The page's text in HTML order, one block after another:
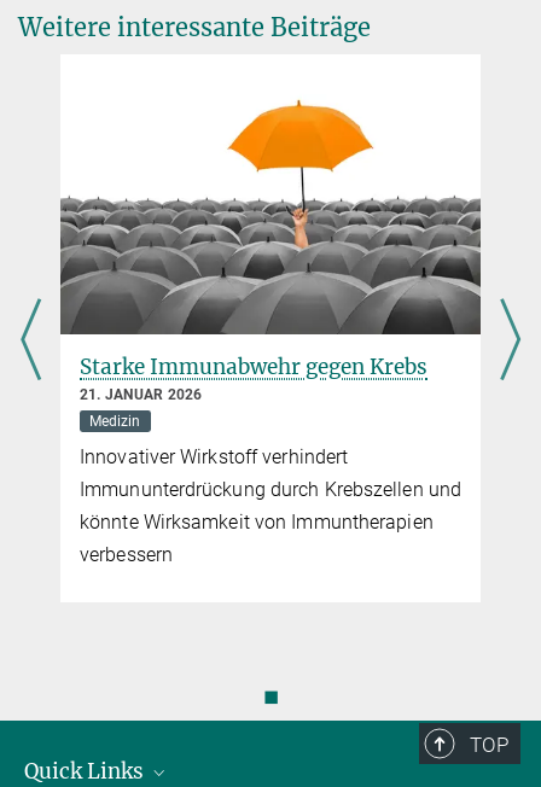
Weitere interessante Beiträge
Warum wählen Mäuse mehrere Väter
für ihren Nachwuchs?
13. JANUAR 2026
Verhaltensbiologie
Der Nutzen von Paarungen mit mehreren
Männchen hängt vor allem von der Qualität
der Nahrung ab
◼
TOP
Quick Links